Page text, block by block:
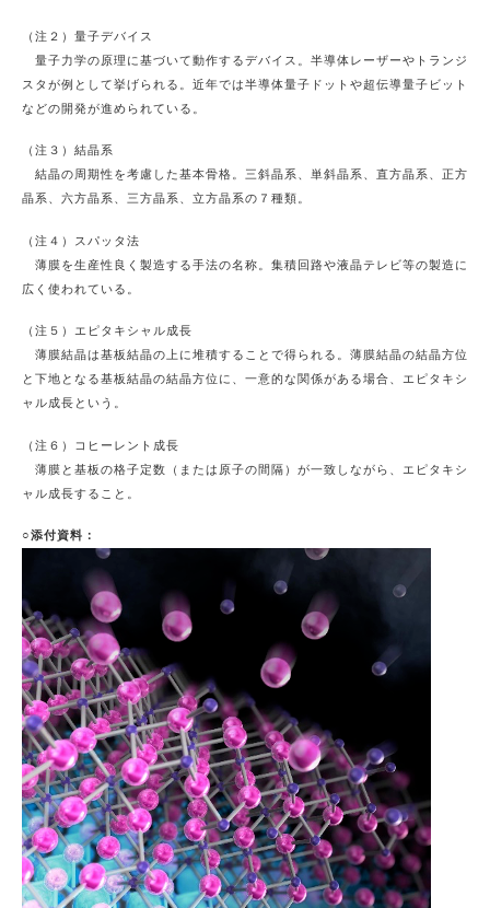
（注２）量子デバイス
量子力学の原理に基づいて動作するデバイス。半導体レーザーやトランジ
スタが例として挙げられる。近年では半導体量子ドットや超伝導量子ビット
などの開発が進められている。
（注３）結晶系
結晶の周期性を考慮した基本骨格。三斜晶系、単斜晶系、直方晶系、正方
晶系、六方晶系、三方晶系、立方晶系の７種類。
（注４）スパッタ法
薄膜を生産性良く製造する手法の名称。集積回路や液晶テレビ等の製造に
広く使われている。
（注５）エピタキシャル成長
薄膜結晶は基板結晶の上に堆積することで得られる。薄膜結晶の結晶方位
と下地となる基板結晶の結晶方位に、一意的な関係がある場合、エピタキシ
ャル成長という。
（注６）コヒーレント成長
薄膜と基板の格子定数（または原子の間隔）が一致しながら、エピタキシ
ャル成長すること。
○添付資料：